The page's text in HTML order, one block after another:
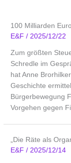
100 Milliarden
E&F/ 2025/12/22
Zum größten
Schredle im
hat Anne
Geschichte
Bürgerbewegung
Vorgehen gegen
„Die Räte als
E&F/2025/12/14